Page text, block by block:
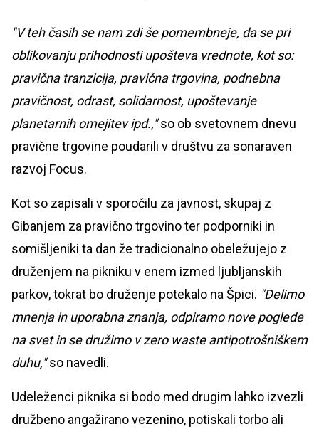
"V teh časih se nam zdi še pomembneje, da se pri
oblikovanju prihodnosti upošteva vrednote, kot so:
pravična tranzicija, pravična trgovina, podnebna
pravičnost, odrast, solidarnost, upoštevanje
planetarnih omejitev ipd.,"so ob svetovnem dnevu
pravične trgovine poudarili v društvu za sonaraven
razvoj Focus.
Kot so zapisali v sporočilu za javnost, skupaj z
Gibanjem za pravično trgovino ter podporniki in
somišljeniki ta dan že tradicionalno obeležujejo z
druženjem na pikniku v enem izmed ljubljanskih
parkov, tokrat bo druženje potekalo na Špici. "Delimo
mnenja in uporabna znanja, odpiramo nove poglede
na svet in se družimo v zero waste antipotrošniškem
duhu,"so navedli.
Udeleženci piknika si bodo med drugim lahko izvezli
družbeno angažirano vezenino, potiskali torbo ali